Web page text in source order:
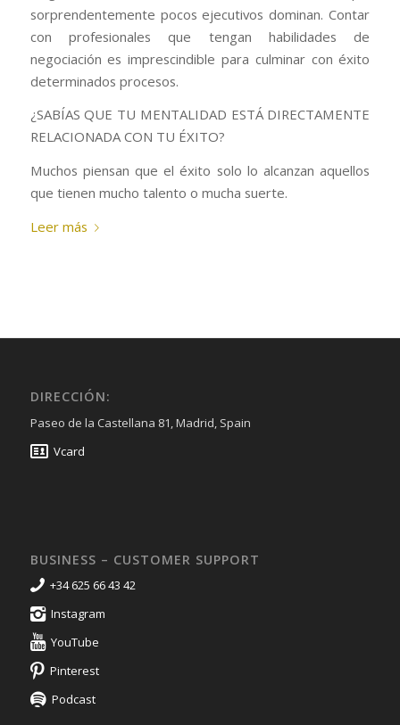
sorprendentemente pocos ejecutivos dominan. Contar
con profesionales que tengan habilidades de
negociación es imprescindible para culminar con éxito
determinados procesos.
¿SABÍAS QUE TU MENTALIDAD ESTÁ DIRECTAMENTE
RELACIONADA CON TU ÉXITO?
Muchos piensan que el éxito solo lo alcanzan aquellos
que tienen mucho talento o mucha suerte.
Leer más
DIRECCIÓN:
Paseo de la Castellana 81, Madrid, Spain
Vcard
BUSINESS – CUSTOMER SUPPORT
+34 625 66 43 42
Instagram
YouTube
Pinterest
Podcast